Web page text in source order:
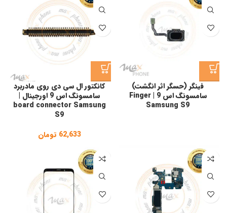
فینگر (حسگر اثر انگشت)
سامسونگ اس 9 | Finger
Samsung S9
کانکتور ال سی دی روی مادربرد
سامسونگ اس 9 اورجینال |
board connector Samsung
S9
62,633 تومان